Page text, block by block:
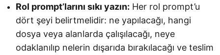
Rol prompt’larını sıkı yazın: Her rol prompt’u
dört şeyi belirtmelidir: ne yapılacağı, hangi
dosya veya alanlarda çalışılacağı, neye
odaklanılıp nelerin dışarıda bırakılacağı ve teslim